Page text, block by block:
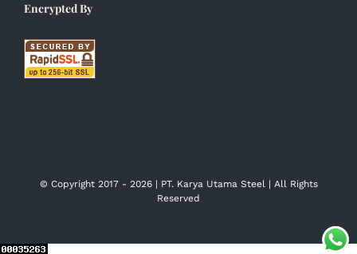
Encrypted By
© Copyright 2017 - 2026 | PT. Karya Utama Steel | All Rights
Reserved